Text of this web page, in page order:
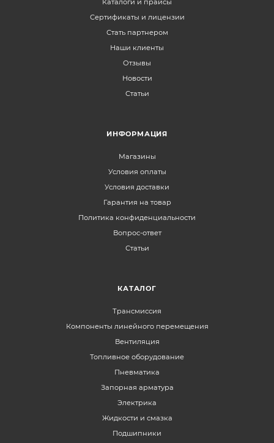
Сертификаты и лицензии
Стать партнером
Наши клиенты
Отзывы
Новости
Статьи
ИНФОРМАЦИЯ
Магазины
Условия оплаты
Условия доставки
Гарантия на товар
Политика конфиденциальности
Вопрос-ответ
Статьи
КАТАЛОГ
Трансмиссия
Компоненты линейного перемещения
Вентиляция
Топливное оборудование
Пневматика
Запорная арматура
Электрика
Жидкости и смазка
Подшипники